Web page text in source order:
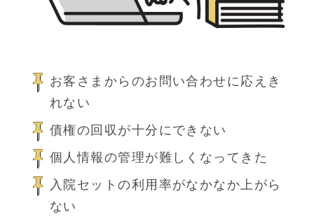
お客さまからのお問い合わせに応えき
れない
債権の回収が十分にできない
個人情報の管理が難しくなってきた
入院セットの利用率がなかなか上がら
ない